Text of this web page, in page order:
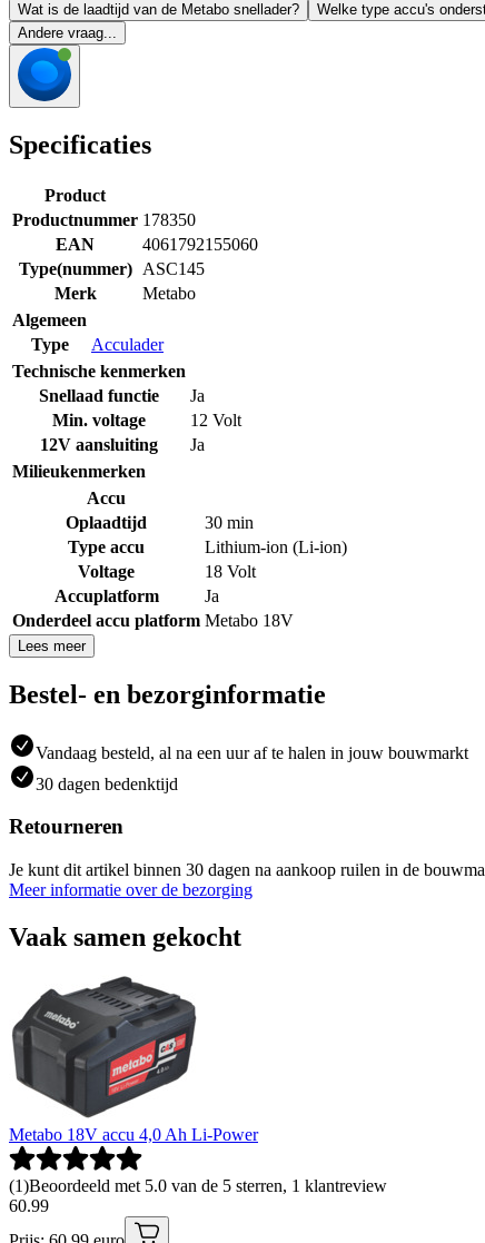
Wat is de laadtijd van de Metabo snellader? Welke type accu's
Andere vraag...
Specificaties
Product
Productnummer 178350
EAN
4061792155060
Type(nummer)
ASC145
Merk
Metabo
Algemeen
Type
Acculader
Technische kenmerken
Snellaad functie
Ja
Min. voltage
12 Volt
12V aansluiting
Ja
Milieukenmerken
Accu
Oplaadtijd
30 min
Type accu
Lithium-ion (Li-ion)
Voltage
18 Volt
Accuplatform
Ja
Onderdeel accu platform Metabo 18V
Lees meer
Bestel- en bezorginformatie
Vandaag besteld, al na een uur af te halen in jouw bouwmarkt
30 dagen bedenktijd
Retourneren
Je kunt dit artikel binnen 30 dagen na aankoop ruilen in de
Meer informatie over de bezorging
Vaak samen gekocht
Metabo 18V accu 4,0 Ah Li-Power
(1)Beoordeeld met 5.0 van de 5 sterren, 1 klantreview
60.99